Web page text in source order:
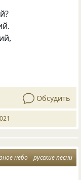
Обсудить
небо русские песни